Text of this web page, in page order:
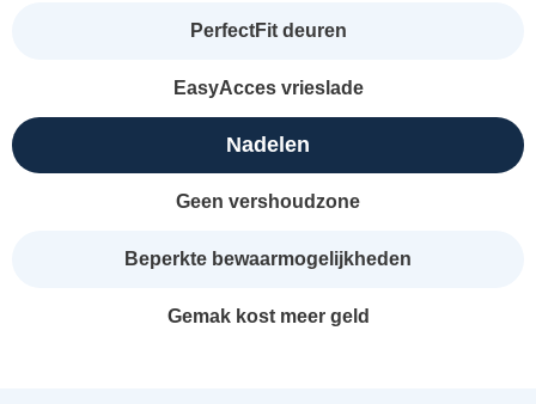
PerfectFit deuren
EasyAcces vrieslade
Nadelen
Geen vershoudzone
Beperkte bewaarmogelijkheden
Gemak kost meer geld